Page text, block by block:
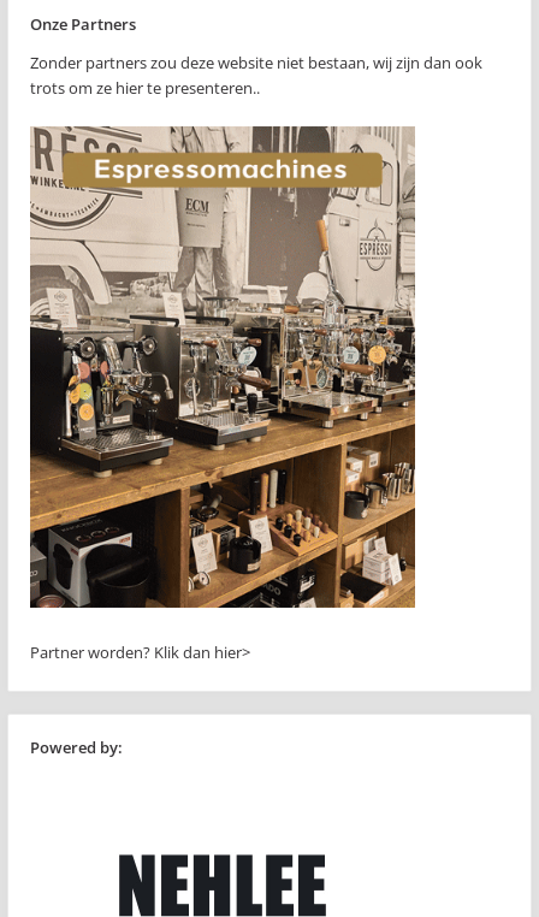
Onze Partners
Zonder partners zou deze website niet bestaan, wij zijn dan ook
trots om ze hier te presenteren..
Partner worden? Klik dan hier>
Powered by: